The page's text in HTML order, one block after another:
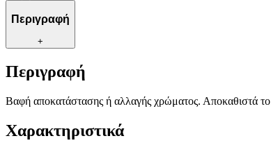
Περιγραφή
+
Περιγραφή
Βαφή αποκατάστασης ή αλλαγής χρώματος. Αποκαθιστά
Χαρακτηριστικά